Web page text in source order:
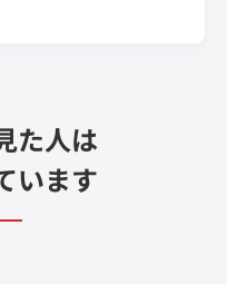
た人は
います